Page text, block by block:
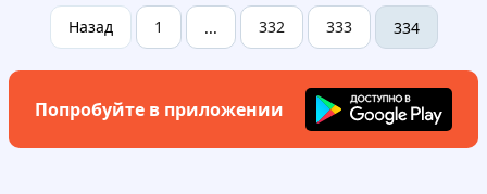
Назад 1 ... 332 333 334
Попробуйте в приложении